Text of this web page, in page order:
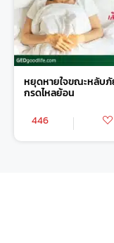
หยุดหายใจขณะหลับภั
กรดไหลย้อน
446